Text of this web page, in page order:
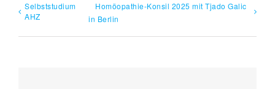
Selbststudium
AHZ
Homöopathie-Konsil 2025 mit Tjado Galic
in Berlin